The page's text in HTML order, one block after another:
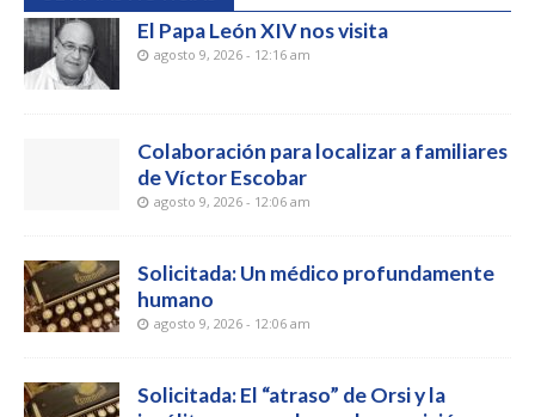
El Papa León XIV nos visita
agosto 9, 2026 - 12:16 am
Colaboración para localizar a familiares
de Víctor Escobar
agosto 9, 2026 - 12:06 am
Solicitada: Un médico profundamente
humano
agosto 9, 2026 - 12:06 am
Solicitada: El “atraso” de Orsi y la